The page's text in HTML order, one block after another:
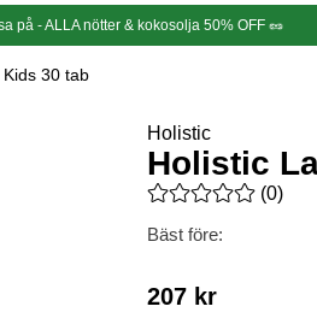
på - ALLA nötter & kokosolja 50% OFF 🥜
30 tab
Holistic
Holistic
Medelbetyg 0 av 5
(0)
Bäst före:
207 kr